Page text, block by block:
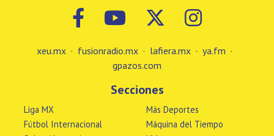
xeu.mx · fusionradio.mx · lafiera.mx · ya.fm ·
gpazos.com
Secciones
Liga MX
Fútbol Internacional
Más Deportes
Máquina del Tiempo